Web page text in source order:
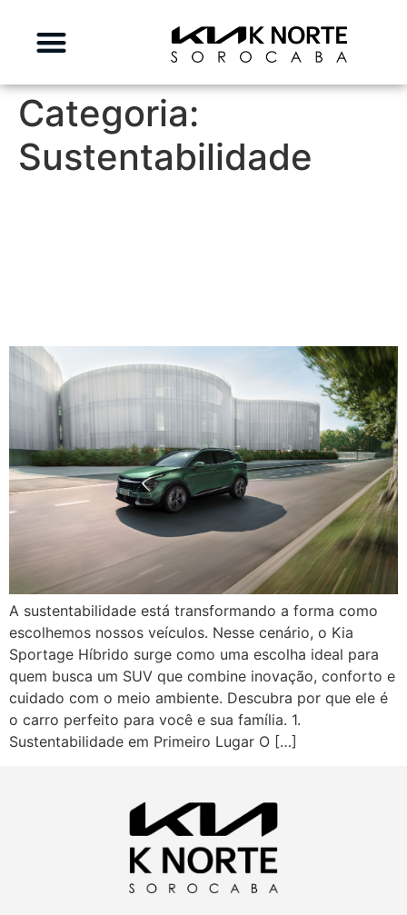
Categoria:
Sustentabilidade
A sustentabilidade está transformando a forma como
escolhemos nossos veículos. Nesse cenário, o Kia
Sportage Híbrido surge como uma escolha ideal para
quem busca um SUV que combine inovação, conforto e
cuidado com o meio ambiente. Descubra por que ele é
o carro perfeito para você e sua família. 1.
Sustentabilidade em Primeiro Lugar O […]